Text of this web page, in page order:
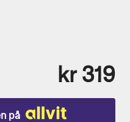
kr 319
på